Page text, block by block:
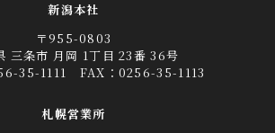
新潟本社
〒955-0803
三条市 月岡 1丁目 23番 36号
35-1111 FAX：0256-35-1113
札幌営業所